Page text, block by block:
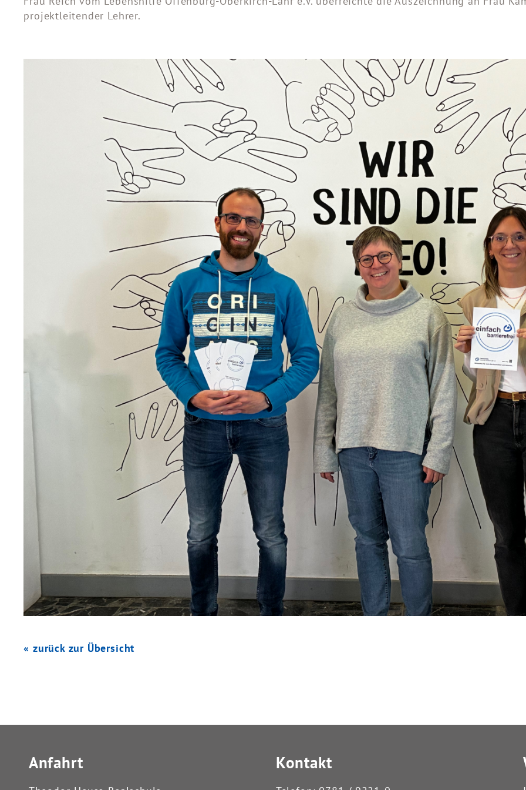
projektleitender Lehrer.
« zurück zur Übersicht
Anfahrt Kontakt